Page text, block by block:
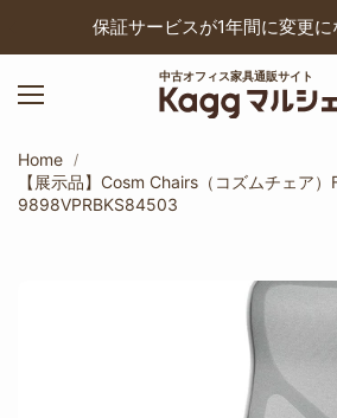
保証サービスが1年間に変更に
中古オフィス家具通販サイト
Home
【展示品】Cosm Chairs（コズムチェア）
9898VPRBKS84503